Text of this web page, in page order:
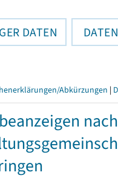
DATEN
Abkürzungen |